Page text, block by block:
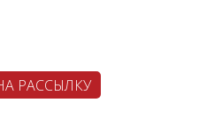
РАССЫЛКУ